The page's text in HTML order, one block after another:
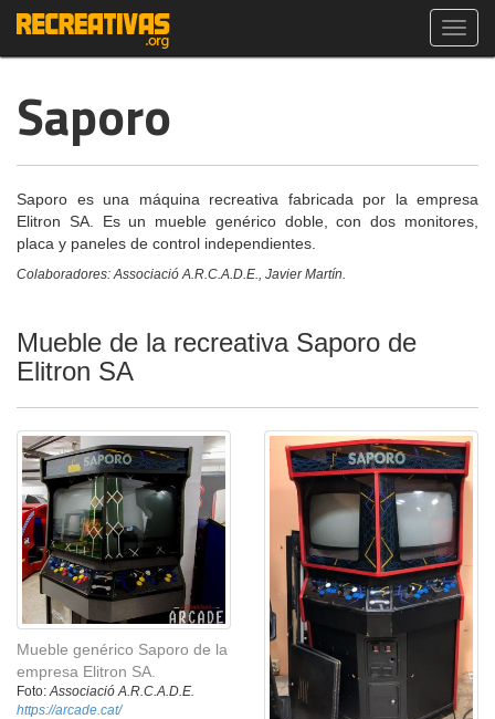
Saporo
Saporo es una máquina recreativa fabricada por la empresa
Elitron SA. Es un mueble genérico doble, con dos monitores,
placa y paneles de control independientes.
Colaboradores: Associació A.R.C.A.D.E., Javier Martín.
Mueble de la recreativa Saporo de
Elitron SA
Mueble genérico Saporo de la
empresa Elitron SA.
Foto: Associació A.R.C.A.D.E.
https://arcade.cat/